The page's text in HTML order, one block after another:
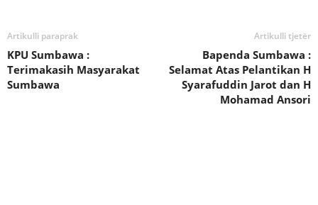
Artikulli paraprak
KPU Sumbawa :
Terimakasih Masyarakat
Sumbawa
Artikulli tjetër
Bapenda Sumbawa :
Selamat Atas Pelantikan H
Syarafuddin Jarot dan H
Mohamad Ansori